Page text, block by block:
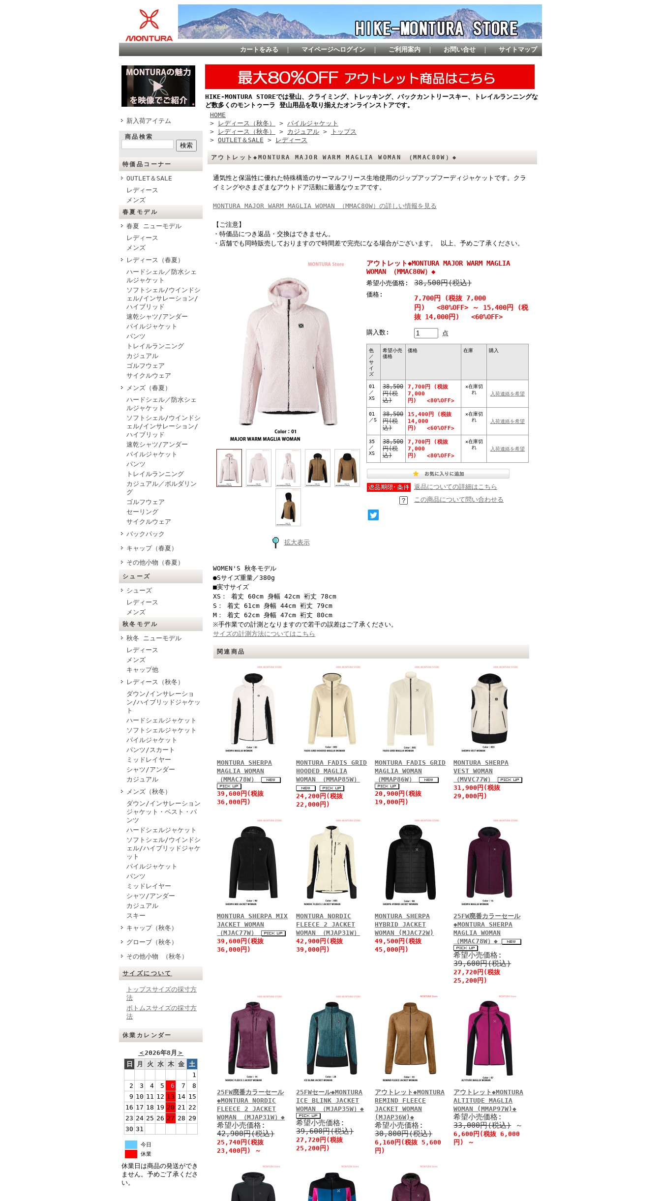
カートをみる ｜ マイページへログイン ｜ ご利用案内 ｜ お問い合せ ｜ サイトマップ
新入荷アイテム
商品検索
特価品コーナー
OUTLET＆SALE
レディース
メンズ
春夏モデル
春夏 ニューモデル
レディース
メンズ
レディース（春夏）
ハードシェル／防水シェ
ルジャケット
ソフトシェル/ウインドシ
ェル/インサレーション/
ハイブリッド
速乾シャツ/アンダー
パイルジャケット
パンツ
トレイルランニング
カジュアル
ゴルフウェア
サイクルウェア
メンズ（春夏）
ハードシェル／防水シェ
ルジャケット
ソフトシェル/ウインドシ
ェル/インサレーション/
ハイブリッド
速乾シャツ/アンダー
パイルジャケット
パンツ
トレイルランニング
カジュアル／ボルダリン
グ
ゴルフウェア
セーリング
サイクルウェア
バックパック
キャップ（春夏）
その他小物（春夏）
シューズ
シューズ
レディース
メンズ
秋冬モデル
秋冬 ニューモデル
レディース
メンズ
キャップ他
レディース（秋冬）
ダウン/インサレーショ
ン/ハイブリッドジャケッ
ト
ハードシェルジャケット
ソフトシェルジャケット
パイルジャケット
パンツ/スカート
ミッドレイヤー
シャツ/アンダー
カジュアル
メンズ（秋冬）
ダウン/インサレーション
ジャケット・ベスト・パ
ンツ
ハードシェルジャケット
ソフトシェル/ウインドシ
ェル/ハイブリッドジャケ
ット
パイルジャケット
パンツ
ミッドレイヤー
シャツ/アンダー
カジュアル
スキー
キャップ（秋冬）
グローブ（秋冬）
その他小物 （秋冬）
サイズについて
トップスサイズの採寸方
法
ボトムスサイズの採寸方
法
休業カレンダー
＜2026年8月 ＞
日
月 火 水 木 金 土
1
2
3 4 5 6 7
8
9 10 11 12 13 14 15
16 17 18 19 20 21 22
23 24 25 26 27 28 29
30 31
今日
休業
休業日は商品の発送ができ
ません。予めご了承くださ
い。
HIKE-MONTURA STOREでは登山、クライミング、トレッキング、バックカントリースキー、トレイルランニングな
ど数多くのモントゥーラ 登山用品を取り揃えたオンラインストアです。
HOME
>
レディース（秋冬） > パイルジャケット
>
レディース（秋冬） > カジュアル >
トップス
> OUTLET＆SALE > レディース
アウトレット◆MONTURA MAJOR WARM MAGLIA WOMAN （MMAC80W）◆
通気性と保温性に優れた特殊構造のサーマルフリース生地使用のジップアップフーディジャケットです。クラ
イミングやさまざまなアウトドア活動に最適なウェアです。
MONTURA MAJOR WARM MAGLIA WOMAN （MMAC80W）の詳しい情報を見る
【ご注意】
・特価品につき返品・交換はできません。
・店舗でも同時販売しておりますので時間差で完売になる場合がございます。 以上、予めご了承ください。
拡大表示
アウトレット◆MONTURA MAJOR WARM MAGLIA
WOMAN （MMAC80W）◆
希望小売価格: 38,500円(税込)
価格:
7,700円 (税抜 7,000
円) <80%OFF>
～
15,400円 (税
抜 14,000円) <60%OFF>
購入数: 点
色
／
サ
イ
ズ
希望小売
価格
価格 在庫 購入
01
／
XS
38,500
円(税
込)
7,700円 (税抜
7,000
円) <80%OFF>
×在庫切
れ
入荷連絡を希望
01
／S
38,500
円(税
込)
15,400円 (税抜
14,000
円) <60%OFF>
×在庫切
れ
入荷連絡を希望
35
／
XS
38,500
円(税
込)
7,700円 (税抜
7,000
円) <80%OFF>
×在庫切
れ
入荷連絡を希望
返品についての詳細はこちら
この商品について問い合わせる
WOMEN'S 秋冬モデル
●Sサイズ重量／380g
■実寸サイズ
XS： 着丈 60cm 身幅 42cm 裄丈 78cm
S： 着丈 61cm 身幅 44cm 裄丈 79cm
M： 着丈 62cm 身幅 47cm 裄丈 80cm
※手作業での計測となりますので若干の誤差はご了承ください。
サイズの計測方法についてはこちら
関連商品
MONTURA SHERPA
MAGLIA WOMAN
（MMAC78W）
39,600円(税抜
36,000円)
MONTURA FADIS GRID
HOODED MAGLIA
WOMAN （MMAP85W）
24,200円(税抜
22,000円)
MONTURA FADIS GRID
MAGLIA WOMAN
（MMAP86W）
20,900円(税抜
19,000円)
MONTURA SHERPA
VEST WOMAN
（MVVC77W）
31,900円(税抜
29,000円)
MONTURA SHERPA MIX
JACKET WOMAN
（MJAC77W）
39,600円(税抜
36,000円)
MONTURA NORDIC
FLEECE 2 JACKET
WOMAN （MJAP31W）
42,900円(税抜
39,000円)
MONTURA SHERPA
HYBRID JACKET
WOMAN (MJAC72W)
49,500円(税抜
45,000円)
25FW廃番カラーセール
◆MONTURA SHERPA
MAGLIA WOMAN
（MMAC78W）◆
希望小売価格:
39,600円(税込)
27,720円(税抜
25,200円)
25FW廃番カラーセール
◆MONTURA NORDIC
FLEECE 2 JACKET
WOMAN （MJAP31W）◆
希望小売価格:
42,900円(税込)
25,740円(税抜
23,400円)
～
25FWセール◆MONTURA
ICE BLINK JACKET
WOMAN （MJAP35W）◆
希望小売価格:
39,600円(税込)
27,720円(税抜
25,200円)
アウトレット◆MONTURA
REMIND FLEECE
JACKET WOMAN
(MJAP36W)◆
希望小売価格:
30,800円(税込)
6,160円(税抜 5,600
円)
アウトレット◆MONTURA
ALTITUDE MAGLIA
WOMAN (MMAP97W)◆
希望小売価格:
33,000円(税込)
～
6,600円(税抜 6,000
円)
～